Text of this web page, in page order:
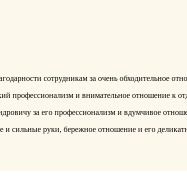
сотрудникам за очень обходительное
профессионализм и внимательное отношение к
за его профессионализм и вдумчивое
сильные руки, бережное отношение и его